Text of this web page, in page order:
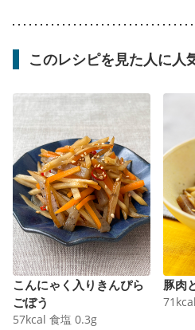
このレシピを見た人に人
こんにゃく入りきんぴら
ごぼう ️
57kcal 食塩 0.3g
豚肉
71 kcal